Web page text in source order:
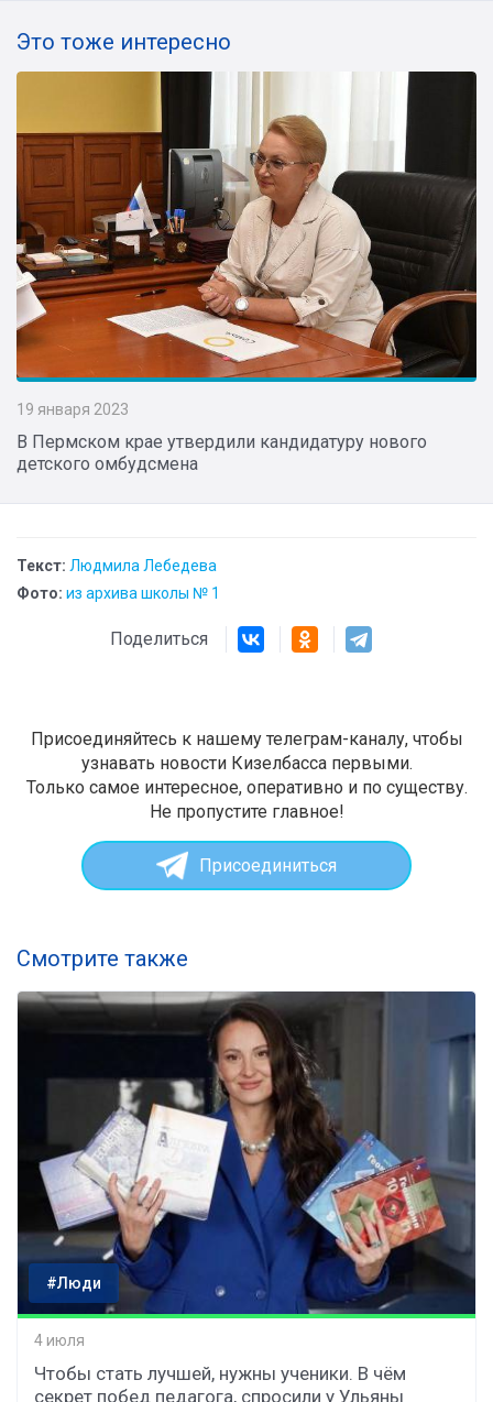
Это тоже интересно
19 января 2023
В Пермском крае утвердили кандидатуру нового
детского омбудсмена
Текст: Людмила Лебедева
Фото: из архива школы № 1
Поделиться
Присоединяйтесь к нашему телеграм-каналу, чтобы
узнавать новости Кизелбасса первыми.
Только самое интересное, оперативно и по существу.
Не пропустите главное!
Присоединиться
Смотрите также
#Люди
4 июля
Чтобы стать лучшей, нужны ученики. В чём
секрет побед педагога, спросили у Ульяны